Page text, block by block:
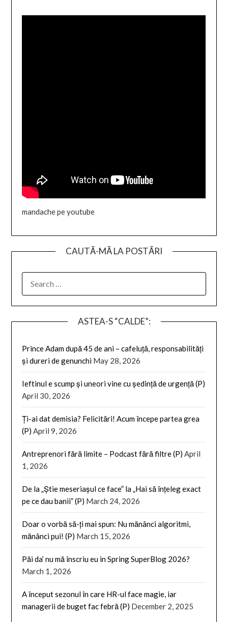
mandache pe youtube
CAUTĂ-MĂ LA POSTĂRI
FOR:
ASTEA-S “CALDE”:
Prince Adam după 45 de ani – cafeluță, responsabilități
și dureri de genunchi May 28, 2026
Ieftinul e scump și uneori vine cu ședință de urgență (P)
April 30, 2026
Ți-ai dat demisia? Felicitări! Acum începe partea grea
(P) April 9, 2026
Antreprenori fără limite – Podcast fără filtre (P) April
1, 2026
De la „Știe meseriașul ce face” la „Hai să înțeleg exact
pe ce dau banii” (P) March 24, 2026
Doar o vorbă să-ți mai spun: Nu mănânci algoritmi,
mănânci pui! (P) March 15, 2026
Păi da’ nu mă înscriu eu in Spring SuperBlog 2026?
March 1, 2026
A început sezonul în care HR-ul face magie, iar
managerii de buget fac febră (P) December 2, 2025